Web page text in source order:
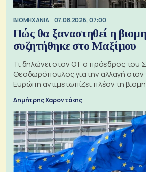
ΒΙΟΜΗΧΑΝΙΑ 07.08.2026, 07:00
Πώς θα ξαναστηθεί η
συζητήθηκε στο Μαξίμου
Τι δηλώνει στον ΟΤ ο πρόεδρος του
Θεοδωρόπουλος για την αλλαγή
Ευρώπη αντιμετωπίζει πλέον τη
Δημήτρης Χαροντάκης